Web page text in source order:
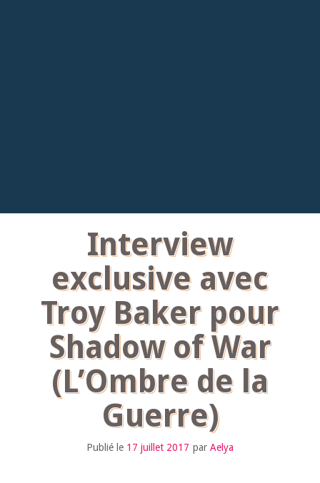
Interview
exclusive avec
Troy Baker pour
Shadow of War
(L’Ombre de la
Guerre)
Publié le 17 juillet 2017 par Aelya